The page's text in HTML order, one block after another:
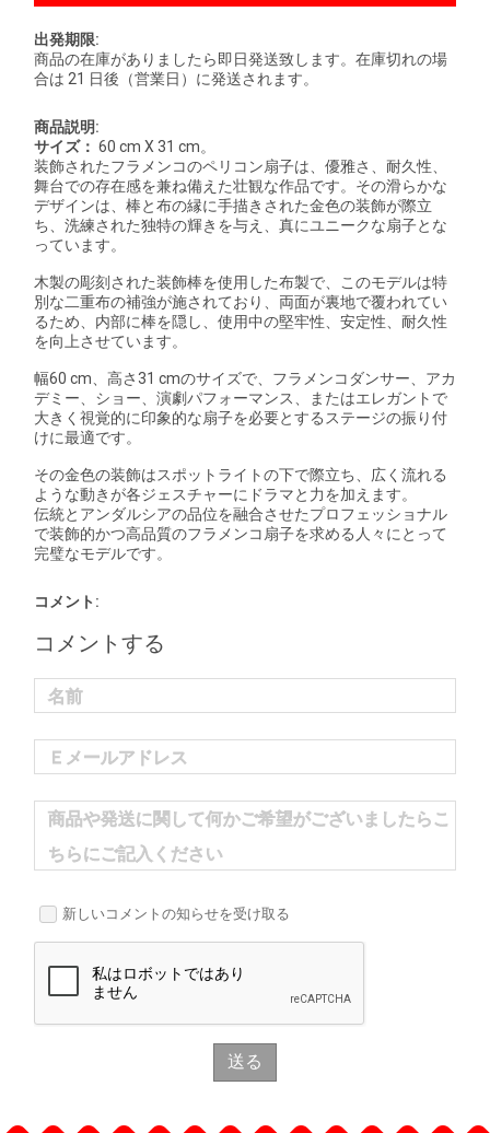
出発期限:
商品の在庫がありましたら即日発送致します。在庫切れの場
合は 21 日後（営業日）に発送されます。
商品説明:
サイズ： 60 cm X 31 cm。
装飾されたフラメンコのペリコン扇子は、優雅さ、耐久性、
舞台での存在感を兼ね備えた壮観な作品です。その滑らかな
デザインは、棒と布の縁に手描きされた金色の装飾が際立
ち、洗練された独特の輝きを与え、真にユニークな扇子とな
っています。
木製の彫刻された装飾棒を使用した布製で、このモデルは特
別な二重布の補強が施されており、両面が裏地で覆われてい
るため、内部に棒を隠し、使用中の堅牢性、安定性、耐久性
を向上させています。
幅60 cm、高さ31 cmのサイズで、フラメンコダンサー、アカ
デミー、ショー、演劇パフォーマンス、またはエレガントで
大きく視覚的に印象的な扇子を必要とするステージの振り付
けに最適です。
その金色の装飾はスポットライトの下で際立ち、広く流れる
ような動きが各ジェスチャーにドラマと力を加えます。
伝統とアンダルシアの品位を融合させたプロフェッショナル
で装飾的かつ高品質のフラメンコ扇子を求める人々にとって
完璧なモデルです。
コメント:
コメントする
名前
Ｅメールアドレス
商品や発送に関して何かご希望がございましたらこ
ちらにご記入ください
新しいコメントの知らせを受け取る
送る